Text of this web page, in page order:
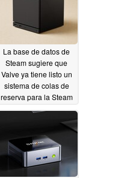
La base de datos de
Steam sugiere que
Valve ya tiene listo un
sistema de colas de
reserva para la Steam
05/11/2026